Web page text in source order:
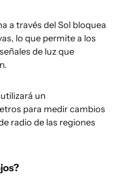
a través del Sol bloquea
lo que permite a los
de luz que
un
para medir cambios
radio de las regiones